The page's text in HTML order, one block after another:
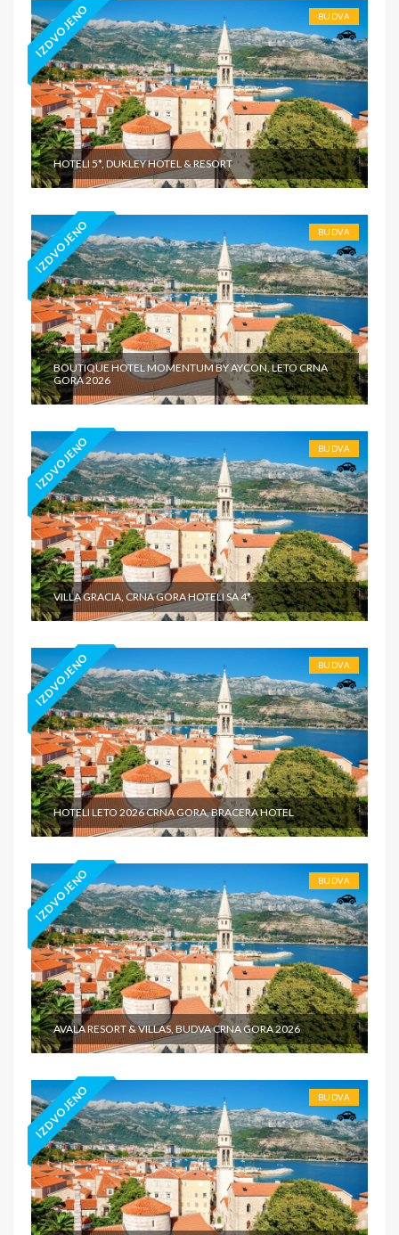
IZDVOJENO BUDVA
HOTELI 5*, DUKLEY HOTEL & RESORT
IZDVOJENO BUDVA
BOUTIQUE HOTEL MOMENTUM BY AYCON, LETO CRNA
GORA 2026
IZDVOJENO BUDVA
VILLA GRACIA, CRNA GORA HOTELI SA 4*
IZDVOJENO BUDVA
HOTELI LETO 2026 CRNA GORA, BRACERA HOTEL
IZDVOJENO BUDVA
AVALA RESORT & VILLAS, BUDVA CRNA GORA 2026
IZDVOJENO BUDVA